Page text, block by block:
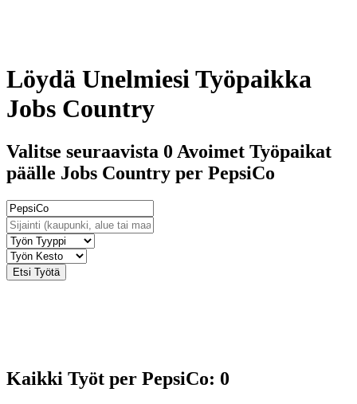
Löydä Unelmiesi Työpaikka
Jobs Country
Valitse seuraavista 0 Avoimet Työpaikat
päälle Jobs Country per PepsiCo
Kaikki Työt per PepsiCo: 0